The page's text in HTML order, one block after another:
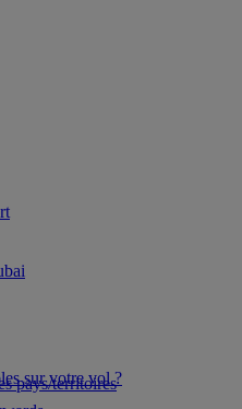
pays/territoires
sur votre vol ?